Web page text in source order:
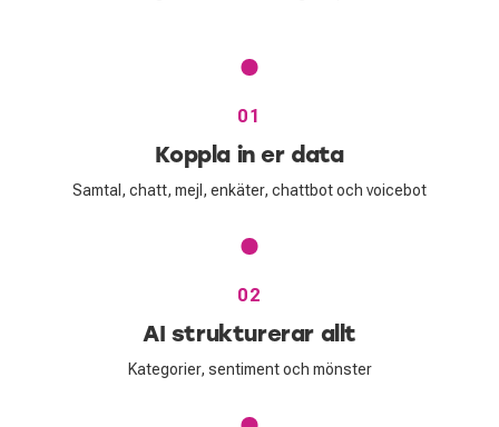
01
Koppla in er data
Samtal, chatt, mejl, enkäter, chattbot och voicebot
02
AI strukturerar allt
Kategorier, sentiment och mönster